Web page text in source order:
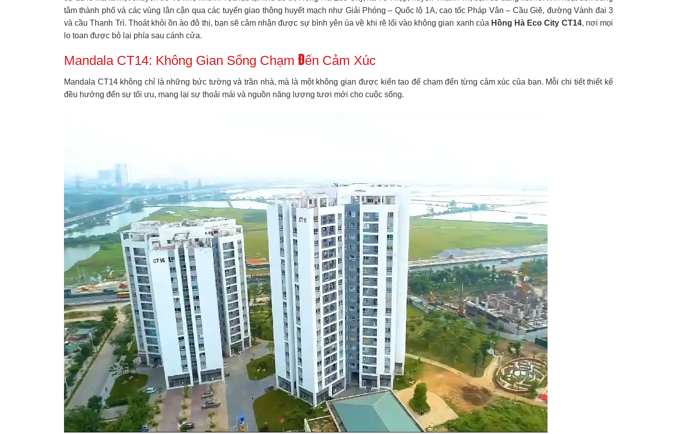
tâm thành phố và các vùng lân cận qua các tuyến giao thông huyết mạch như Giải Phóng – Quốc lộ 1A, cao tốc Pháp Vân – Cầu Giẽ, đường Vành đai 3
và cầu Thanh Trì. Thoát khỏi ồn ào đô thị, bạn sẽ cảm nhận được sự bình yên ùa về khi rẽ lối vào không gian xanh của Hồng Hà Eco City CT14, nơi mọi
lo toan được bỏ lại phía sau cánh cửa.
Mandala CT14: Không Gian Sống Chạm Đến Cảm Xúc
Mandala CT14 không chỉ là những bức tường và trần nhà, mà là một không gian được kiến tạo để chạm đến từng cảm xúc của bạn. Mỗi chi tiết thiết kế
đều hướng đến sự tối ưu, mang lại sự thoải mái và nguồn năng lượng tươi mới cho cuộc sống.